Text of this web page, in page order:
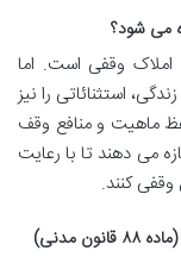
می شود؟
وقفی است. اما
استثنائاتی را نیز
ماهیت و منافع وقف
می دهند تا با رعایت
کنند.
مدنی)